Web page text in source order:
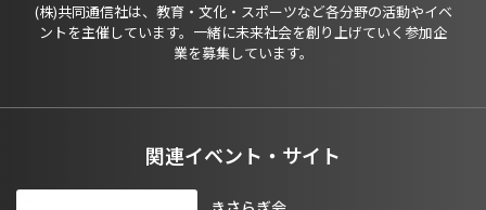
(株)共同通信社は、教育・文化・スポーツなど各分野の活動やイベ
ントを主催しています。一緒に未来社会を創り上げていく参加企
業を募集しています。
関連イベント・サイト